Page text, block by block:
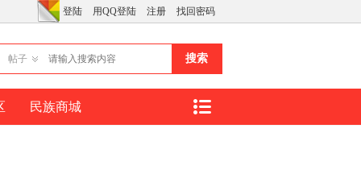
登陆 用QQ登陆 注册 找回密码
帖子 搜索
民族商城